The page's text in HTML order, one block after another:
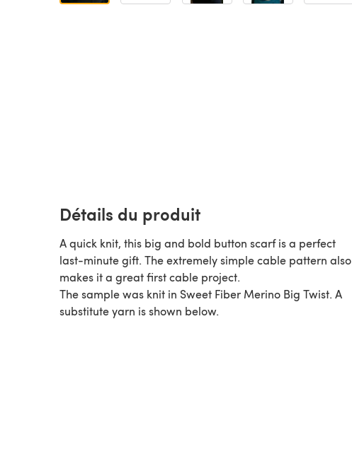
Détails du produit
A quick knit, this big and bold button scarf is a perfect
last-minute gift. The extremely simple cable pattern also
makes it a great first cable project.
The sample was knit in Sweet Fiber Merino Big Twist. A
substitute yarn is shown below.